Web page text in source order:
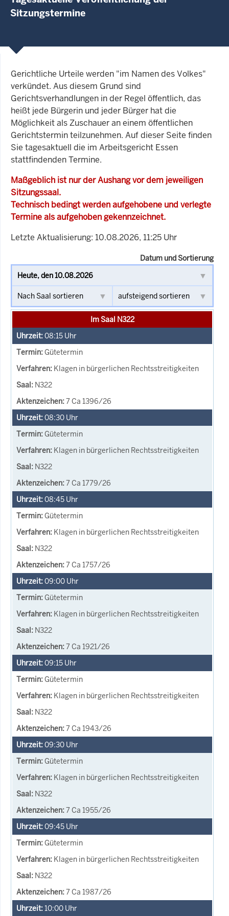
Sitzungstermine
Gerichtliche Urteile werden "im Namen des Volkes"
verkündet. Aus diesem Grund sind
Gerichtsverhandlungen in der Regel öffentlich, das
heißt jede Bürgerin und jeder Bürger hat die
Möglichkeit als Zuschauer an einem öffentlichen
Gerichtstermin teilzunehmen. Auf dieser Seite finden
Sie tagesaktuell die im Arbeitsgericht Essen
stattfindenden Termine.
Maßgeblich ist nur der Aushang vor dem jeweiligen
Sitzungssaal.
Technisch bedingt werden aufgehobene und verlegte
Termine als aufgehoben gekennzeichnet.
Letzte Aktualisierung: 10.08.2026, 11:25 Uhr
Datum und Sortierung
Im Saal N322
08:15 Uhr
Gütetermin
Klagen in bürgerlichen Rechtsstreitigkeiten
N322
7 Ca 1396/26
08:30 Uhr
Gütetermin
Klagen in bürgerlichen Rechtsstreitigkeiten
N322
7 Ca 1779/26
08:45 Uhr
Gütetermin
Klagen in bürgerlichen Rechtsstreitigkeiten
N322
7 Ca 1757/26
09:00 Uhr
Gütetermin
Klagen in bürgerlichen Rechtsstreitigkeiten
N322
7 Ca 1921/26
09:15 Uhr
Gütetermin
Klagen in bürgerlichen Rechtsstreitigkeiten
N322
7 Ca 1943/26
09:30 Uhr
Gütetermin
Klagen in bürgerlichen Rechtsstreitigkeiten
N322
7 Ca 1955/26
09:45 Uhr
Gütetermin
Klagen in bürgerlichen Rechtsstreitigkeiten
N322
7 Ca 1987/26
10:00 Uhr